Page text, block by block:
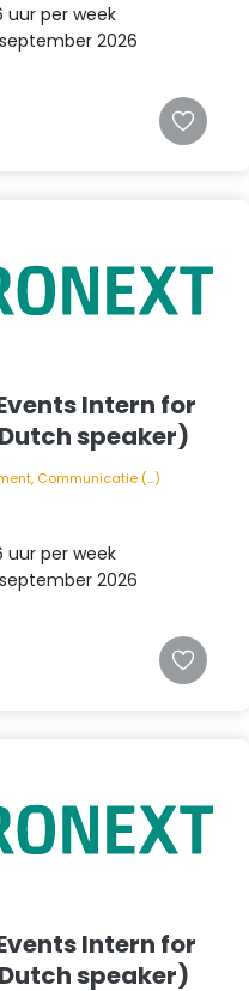
uur per week
september 2026
Intern for
speaker)
Communicatie (...)
uur per week
september 2026
Intern for
speaker)